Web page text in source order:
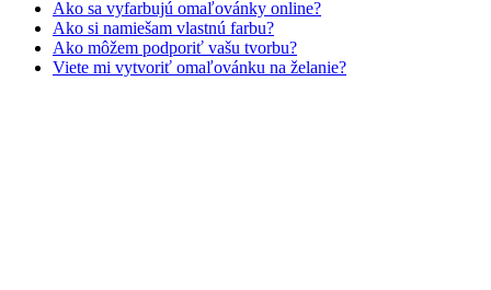
Zvieratá a príroda
Nezaradené
Ako sa vyfarbujú omaľovánky online?
Ako si namiešam vlastnú farbu?
Ako môžem podporiť vašu tvorbu?
Viete mi vytvoriť omaľovánku na želanie?